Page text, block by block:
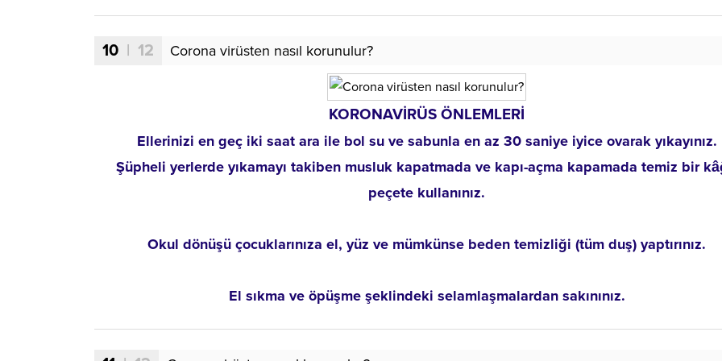
10 | 12 Corona virüsten nasıl korunulur?
KORONAVİRÜS ÖNLEMLERİ
Ellerinizi en geç iki saat ara ile bol su ve sabunla en az 30 saniye iyice ovarak yıkayınız.
Şüpheli yerlerde yıkamayı takiben musluk kapatmada ve kapı-açma kapamada temiz bir
peçete kullanınız.
Okul dönüşü çocuklarınıza el, yüz ve mümkünse beden temizliği (tüm duş) yaptırınız.
El sıkma ve öpüşme şeklindeki selamlaşmalardan sakınınız.